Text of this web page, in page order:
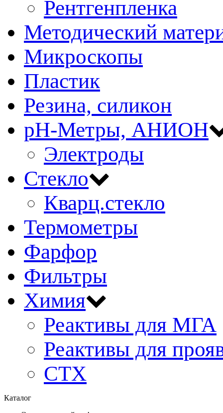
Рентгенпленка
Методический
Микроскопы
Пластик
Резина, силикон
рН-Метры, АНИОН
Электроды
Стекло
Кварц.стекло
Термометры
Фарфор
Фильтры
Химия
Реактивы для МГА
Реактивы для
СТХ
Каталог